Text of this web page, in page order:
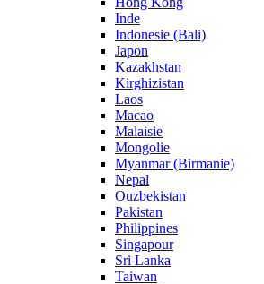
Inde
Indonesie (Bali)
Japon
Kazakhstan
Kirghizistan
Laos
Macao
Malaisie
Mongolie
Myanmar (Birmanie)
Nepal
Ouzbekistan
Pakistan
Philippines
Singapour
Sri Lanka
Taiwan